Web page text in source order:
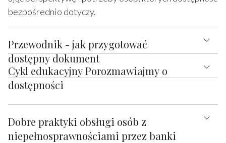
bezpośrednio dotyczy.
Przewodnik - jak przygotować
dostępny dokument
Cykl edukacyjny Porozmawiajmy o
dostępności
Dobre praktyki obsługi osób z
niepełnosprawnościami przez banki